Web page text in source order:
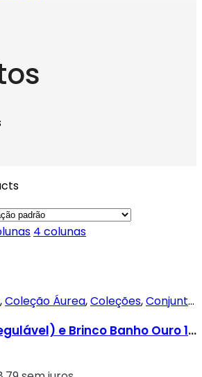
4 colunas
,Coleção Áurea,Coleções,Conjuntos
Conjunto Anel(Regulável) e Brinco Banho Ouro 18k – Círculo Dourado Liso e Círculo Ródio Cravado